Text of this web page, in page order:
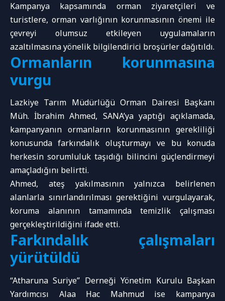
Kampanya kapsamında orman ziyaretçileri ve
turistlere, orman varlığının korunmasının önemi ile
çevreyi olumsuz etkileyen uygulamaların
azaltılmasına yönelik bilgilendirici broşürler dağıtıldı.
Ormanların korunmasına
vurgu
Lazkiye Tarım Müdürlüğü Orman Dairesi Başkanı
Müh. İbrahim Ahmed, SANA’ya yaptığı açıklamada,
kampanyanın ormanların korunmasının gerekliliği
konusunda farkındalık oluşturmayı ve bu konuda
herkesin sorumluluk taşıdığı bilincini güçlendirmeyi
amaçladığını belirtti.
Ahmed, ateş yakılmasının yalnızca belirlenen
alanlarla sınırlandırılması gerektiğini vurgulayarak,
koruma alanının tamamında temizlik çalışması
gerçekleştirildiğini ifade etti.
Farkındalık çalışmaları
yürütüldü
“Atharuna Suriye” Derneği Yönetim Kurulu Başkan
Yardımcısı Alaa Hac Mahmud ise kampanya